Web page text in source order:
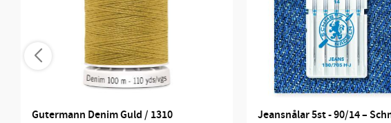
Gutermann Denim Guld / 1310
Jeansnålar 5st - 90/14 –